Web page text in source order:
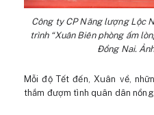
Công ty CP Năng lượng Lộc
trình “Xuân Biên phòng ấm
Đồng Nai.
Mỗi độ Tết đến, Xuân về,
thắm đượm tình quân dân nồng